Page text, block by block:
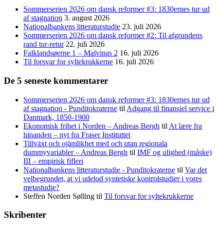
Sommerserien 2026 om dansk reformer #3: 1830ernes tur ud
af stagnation 3. august 2026
Nationalbankens litteraturstudie 23. juli 2026
Sommerserien 2026 om dansk reformer #2: Til afgrundens
rand tur-retur 22. juli 2026
Falklandsøerne 1 – Malvinas 2 16. juli 2026
Til forsvar for syltekrukkerne 16. juli 2026
De 5 seneste kommentarer
Sommerserien 2026 om dansk reformer #3: 1830ernes tur ud
af stagnation - Punditokraterne til Adgang til finansiel service i
Danmark, 1850-1900
Ekonomisk frihet i Norden – Andreas Bergh til At lære fra
hinanden – nyt fra Fraser Instituttet
Tillväxt och ojämlikhet med och utan regionala
dummyvariabler – Andreas Bergh til IMF og ulighed (måske)
III – empirisk fifleri
Nationalbankens litteraturstudie - Punditokraterne til Var det
velbegrundet, at vi udelod syntetiske kontrolstudier i vores
metastudie?
Steffen Norden Sølling til Til forsvar for syltekrukkerne
Skribenter